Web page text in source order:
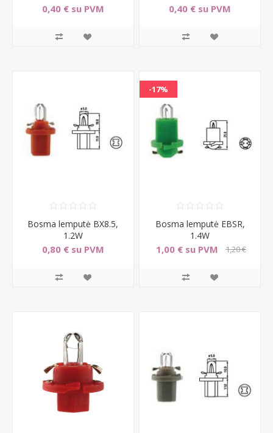
0,40 € su PVM 0,40 € su PVM
Bosma lemputė BX8.5,
1.2W
0,80 € su PVM
-17%
Bosma lemputė EBSR,
1.4W
1,00 € su PVM
1,20 €